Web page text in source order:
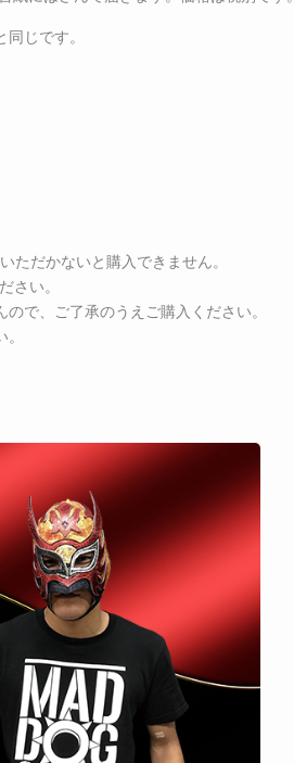
じです。
だかないと購入できません。
さい。
で、ご了承のうえご購入ください。